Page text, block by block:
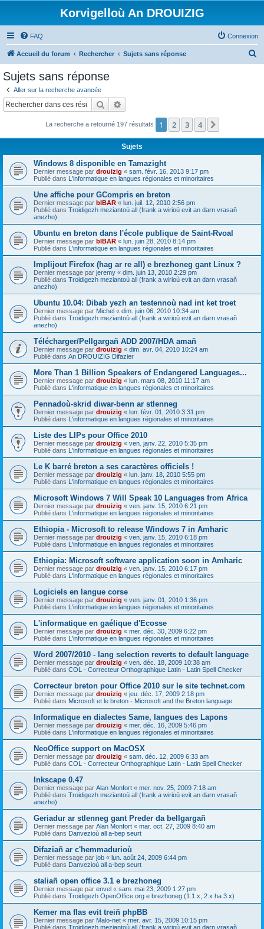
Korvigelloù An DROUIZIG
FAQ Connexion
Accueil du forum Rechercher Sujets sans réponse
c
Sujets sans réponse
Aller sur la recherche avancée
Rechercher
La recherche a retourné 197 résultats 1 2 3 4
Sujets
Windows 8 disponible en Tamazight
Dernier message par drouizig « sam. févr. 16, 2013 9:17 pm
Publié dans L'informatique en langues régionales et minoritaires
Une affiche pour GCompris en breton
Dernier message par bIBAR « lun. juil. 12, 2010 2:56 pm
Publié dans Troidigezh meziantoù all (frank a wirioù evit an darn vrasañ
anezho)
Ubuntu en breton dans l'école publique de Saint-Rvoal
Dernier message par bIBAR « lun. juin 28, 2010 8:14 pm
Publié dans L'informatique en langues régionales et minoritaires
Implijout Firefox (hag ar re all) e brezhoneg gant Linux ?
Dernier message par jeremy « dim. juin 13, 2010 2:29 pm
Publié dans Troidigezh meziantoù all (frank a wirioù evit an darn vrasañ
anezho)
Ubuntu 10.04: Dibab yezh an testennoù nad int ket troet
Dernier message par Michel « dim. juin 06, 2010 10:34 am
Publié dans Troidigezh meziantoù all (frank a wirioù evit an darn vrasañ
anezho)
Télécharger/Pellgargañ ADD 2007/HDA amañ
Dernier message par drouizig « dim. avr. 04, 2010 10:24 am
Publié dans An DROUIZIG Difazier
More Than 1 Billion Speakers of Endangered Languages...
Dernier message par drouizig « lun. mars 08, 2010 11:17 am
Publié dans L'informatique en langues régionales et minoritaires
Pennadoù-skrid diwar-benn ar stlenneg
Dernier message par drouizig « lun. févr. 01, 2010 3:31 pm
Publié dans L'informatique en langues régionales et minoritaires
Liste des LIPs pour Office 2010
Dernier message par drouizig « ven. janv. 22, 2010 5:35 pm
Publié dans L'informatique en langues régionales et minoritaires
Le K barré breton a ses caractères officiels !
Dernier message par drouizig « lun. janv. 18, 2010 5:55 pm
Publié dans L'informatique en langues régionales et minoritaires
Microsoft Windows 7 Will Speak 10 Languages from Africa
Dernier message par drouizig « ven. janv. 15, 2010 6:21 pm
Publié dans L'informatique en langues régionales et minoritaires
Ethiopia - Microsoft to release Windows 7 in Amharic
Dernier message par drouizig « ven. janv. 15, 2010 6:18 pm
Publié dans L'informatique en langues régionales et minoritaires
Ethiopia: Microsoft software application soon in Amharic
Dernier message par drouizig « ven. janv. 15, 2010 6:17 pm
Publié dans L'informatique en langues régionales et minoritaires
Logiciels en langue corse
Dernier message par drouizig « ven. janv. 01, 2010 1:36 pm
Publié dans L'informatique en langues régionales et minoritaires
L'informatique en gaélique d'Ecosse
Dernier message par drouizig « mer. déc. 30, 2009 6:22 pm
Publié dans L'informatique en langues régionales et minoritaires
Word 2007/2010 - lang selection reverts to default language
Dernier message par drouizig « ven. déc. 18, 2009 10:38 am
Publié dans COL - Correcteur Orthographique Latin - Latin Spell Checker
Correcteur breton pour Office 2010 sur le site technet.com
Dernier message par drouizig « jeu. déc. 17, 2009 2:18 pm
Publié dans Microsoft et le breton - Microsoft and the Breton language
Informatique en dialectes Same, langues des Lapons
Dernier message par drouizig « mer. déc. 16, 2009 5:46 pm
Publié dans L'informatique en langues régionales et minoritaires
NeoOffice support on MacOSX
Dernier message par drouizig « sam. déc. 12, 2009 6:33 am
Publié dans COL - Correcteur Orthographique Latin - Latin Spell Checker
Inkscape 0.47
Dernier message par Alan Monfort « mer. nov. 25, 2009 7:18 am
Publié dans Troidigezh meziantoù all (frank a wirioù evit an darn vrasañ
anezho)
Geriadur ar stlenneg gant Preder da bellgargañ
Dernier message par Alan Monfort « mar. oct. 27, 2009 8:40 am
Publié dans Danvezioù all a-bep seurt
Difaziañ ar c'hemmadurioù
Dernier message par job « lun. août 24, 2009 6:44 pm
Publié dans Danvezioù all a-bep seurt
staliañ open office 3.1 e brezhoneg
Dernier message par envel « sam. mai 23, 2009 1:27 pm
Publié dans Troidigezh OpenOffice.org e brezhoneg (1.1.x, 2.x ha 3.x)
Kemer ma flas evit treiñ phpBB
Dernier message par Malo-net « mer. avr. 15, 2009 10:15 pm
Publié dans Troidigezh meziantoù all (frank a wirioù evit an darn vrasañ